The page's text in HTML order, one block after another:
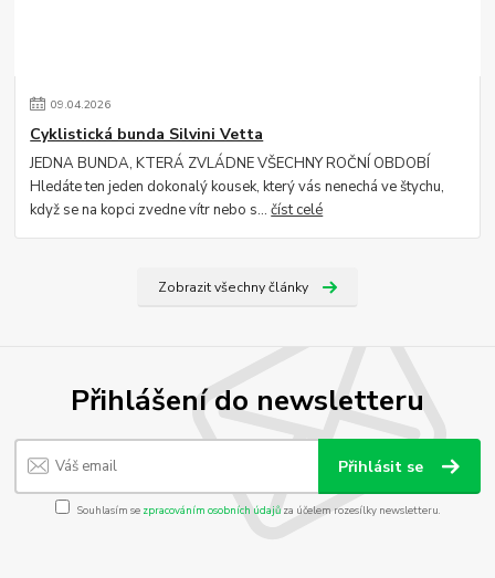
09.04.2026
Cyklistická bunda Silvini Vetta
JEDNA BUNDA, KTERÁ ZVLÁDNE VŠECHNY ROČNÍ OBDOBÍ
Hledáte ten jeden dokonalý kousek, který vás nenechá ve štychu,
když se na kopci zvedne vítr nebo s...číst celé
Zobrazit všechny články
Přihlášení do newsletteru
Přihlásit se
Souhlasím se zpracováním osobních údajůza účelem rozesílky newsletteru.